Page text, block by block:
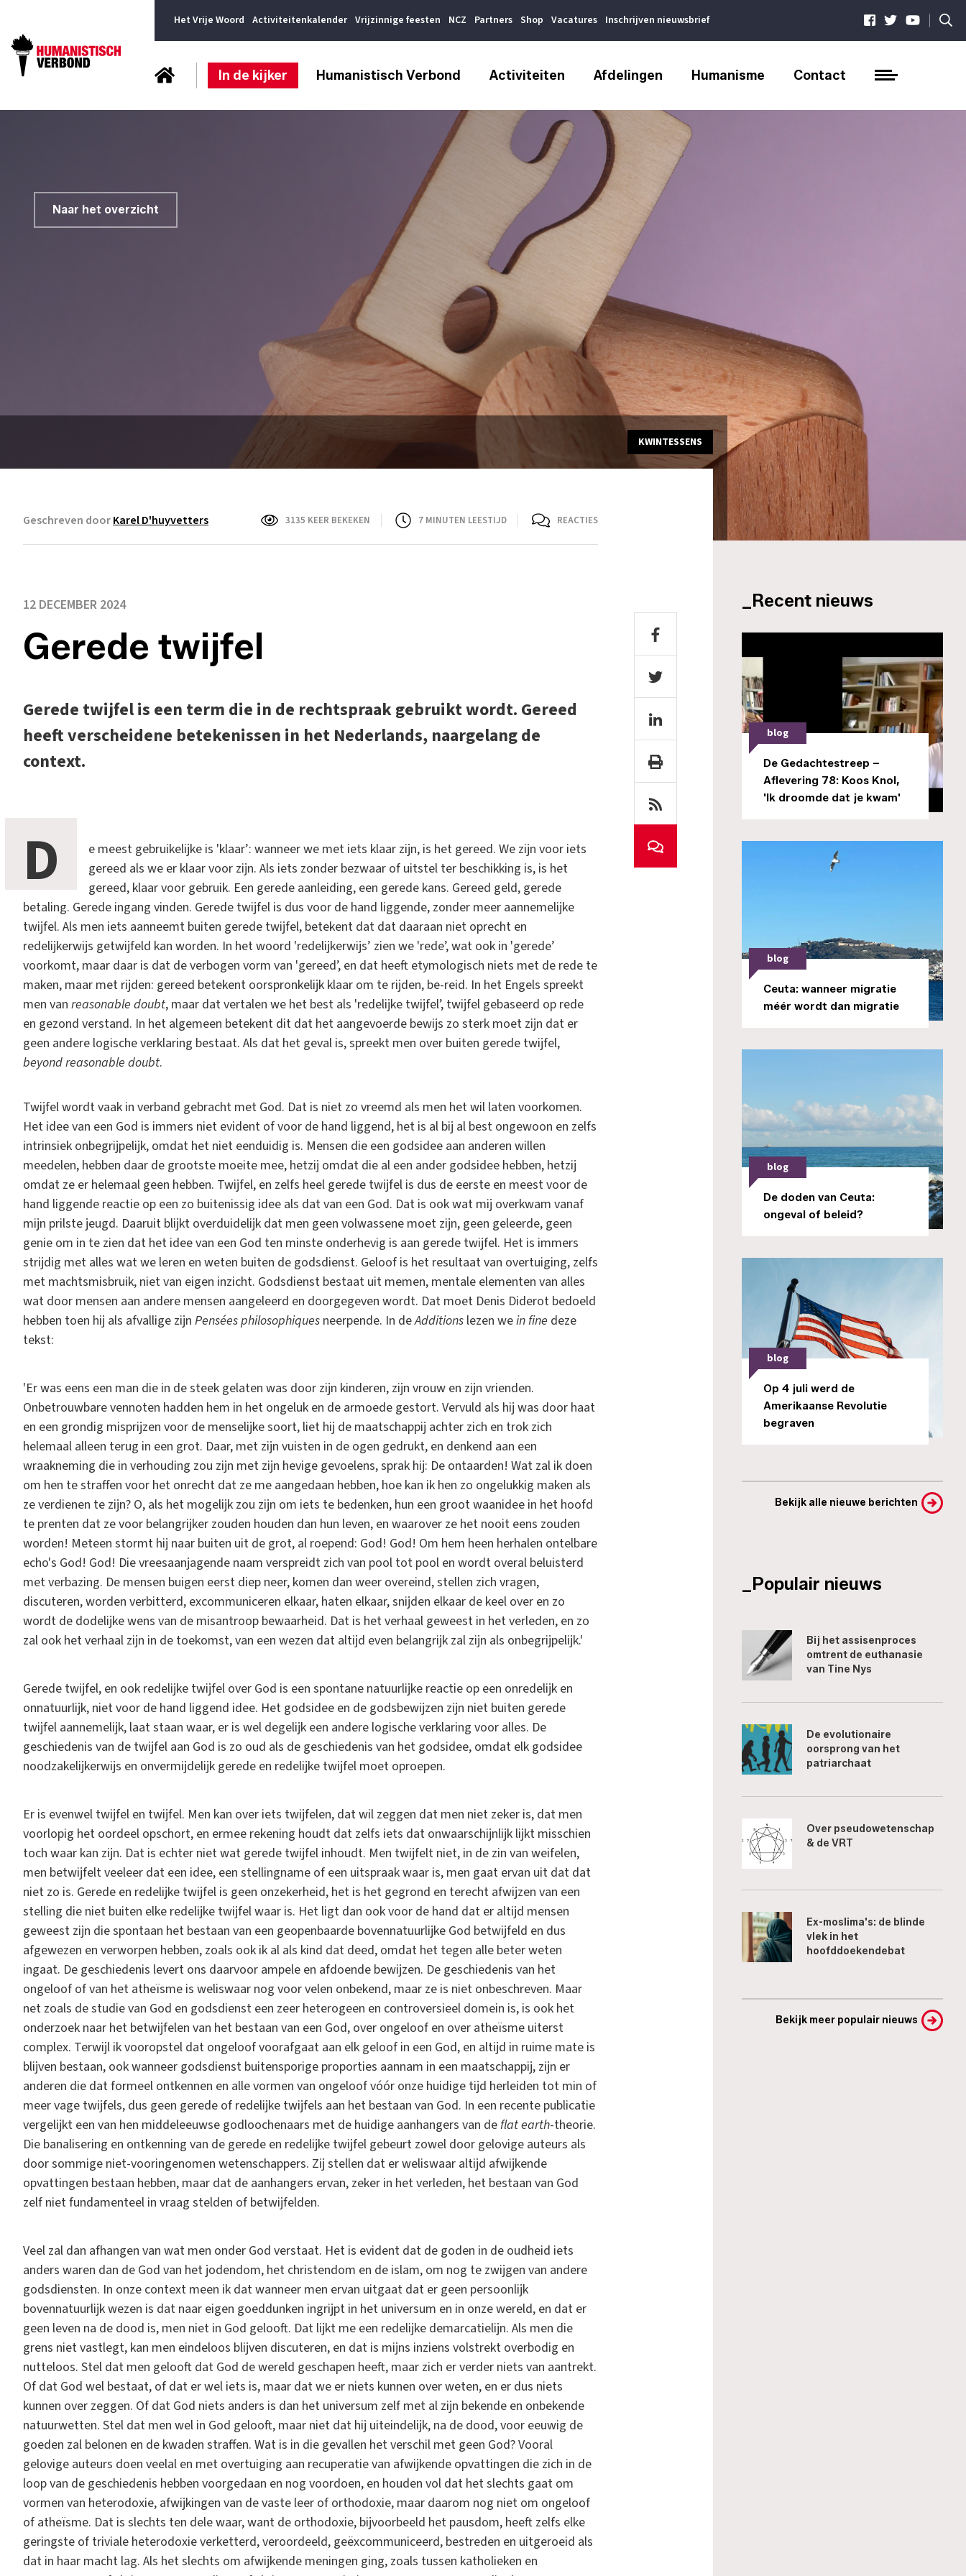
Het Vrije Woord Activiteitenkalender Vrijzinnige feesten NCZ Partners Shop Vacatures Inschrijven nieuwsbrief |
In de kijker Humanistisch Verbond Activiteiten Afdelingen Humanisme Contact
Naar het overzicht
KWINTESSENS
Geschreven doorKarel D'huyvetters 3135 KEER BEKEKEN 7 MINUTEN LEESTIJD REACTIES
12 DECEMBER 2024
Gerede twijfel
Gerede twijfel is een term die in de rechtspraak gebruikt wordt. Gereed
heeft verscheidene betekenissen in het Nederlands, naargelang de
context.
D
e meest gebruikelijke is 'klaar’: wanneer we met iets klaar zijn, is het gereed. We zijn voor iets
gereed als we er klaar voor zijn. Als iets zonder bezwaar of uitstel ter beschikking is, is het
gereed, klaar voor gebruik. Een gerede aanleiding, een gerede kans. Gereed geld, gerede
betaling. Gerede ingang vinden. Gerede twijfel is dus voor de hand liggende, zonder meer aannemelijke
twijfel. Als men iets aanneemt buiten gerede twijfel, betekent dat dat daaraan niet oprecht en
redelijkerwijs getwijfeld kan worden. In het woord 'redelijkerwijs’ zien we 'rede’, wat ook in 'gerede’
voorkomt, maar daar is dat de verbogen vorm van 'gereed’, en dat heeft etymologisch niets met de rede te
maken, maar met rijden: gereed betekent oorspronkelijk klaar om te rijden, be-reid. In het Engels spreekt
men van reasonable doubt, maar dat vertalen we het best als 'redelijke twijfel’, twijfel gebaseerd op rede
en gezond verstand. In het algemeen betekent dit dat het aangevoerde bewijs zo sterk moet zijn dat er
geen andere logische verklaring bestaat. Als dat het geval is, spreekt men over buiten gerede twijfel,
beyond reasonable doubt.
Twijfel wordt vaak in verband gebracht met God. Dat is niet zo vreemd als men het wil laten voorkomen.
Het idee van een God is immers niet evident of voor de hand liggend, het is al bij al best ongewoon en zelfs
intrinsiek onbegrijpelijk, omdat het niet eenduidig is. Mensen die een godsidee aan anderen willen
meedelen, hebben daar de grootste moeite mee, hetzij omdat die al een ander godsidee hebben, hetzij
omdat ze er helemaal geen hebben. Twijfel, en zelfs heel gerede twijfel is dus de eerste en meest voor de
hand liggende reactie op een zo buitenissig idee als dat van een God. Dat is ook wat mij overkwam vanaf
mijn prilste jeugd. Daaruit blijkt overduidelijk dat men geen volwassene moet zijn, geen geleerde, geen
genie om in te zien dat het idee van een God ten minste onderhevig is aan gerede twijfel. Het is immers
strijdig met alles wat we leren en weten buiten de godsdienst. Geloof is het resultaat van overtuiging, zelfs
met machtsmisbruik, niet van eigen inzicht. Godsdienst bestaat uit memen, mentale elementen van alles
wat door mensen aan andere mensen aangeleerd en doorgegeven wordt. Dat moet Denis Diderot bedoeld
hebben toen hij als afvallige zijn Pensées philosophiques neerpende. In deAdditions lezen wein fine deze
tekst:
'Er was eens een man die in de steek gelaten was door zijn kinderen, zijn vrouw en zijn vrienden.
Onbetrouwbare vennoten hadden hem in het ongeluk en de armoede gestort. Vervuld als hij was door haat
en een grondig misprijzen voor de menselijke soort, liet hij de maatschappij achter zich en trok zich
helemaal alleen terug in een grot. Daar, met zijn vuisten in de ogen gedrukt, en denkend aan een
wraakneming die in verhouding zou zijn met zijn hevige gevoelens, sprak hij: De ontaarden! Wat zal ik doen
om hen te straffen voor het onrecht dat ze me aangedaan hebben, hoe kan ik hen zo ongelukkig maken als
ze verdienen te zijn? O, als het mogelijk zou zijn om iets te bedenken, hun een groot waanidee in het hoofd
te prenten dat ze voor belangrijker zouden houden dan hun leven, en waarover ze het nooit eens zouden
worden! Meteen stormt hij naar buiten uit de grot, al roepend: God! God! Om hem heen herhalen ontelbare
echo's God! God! Die vreesaanjagende naam verspreidt zich van pool tot pool en wordt overal beluisterd
met verbazing. De mensen buigen eerst diep neer, komen dan weer overeind, stellen zich vragen,
discuteren, worden verbitterd, excommuniceren elkaar, haten elkaar, snijden elkaar de keel over en zo
wordt de dodelijke wens van de misantroop bewaarheid. Dat is het verhaal geweest in het verleden, en zo
zal ook het verhaal zijn in de toekomst, van een wezen dat altijd even belangrijk zal zijn als onbegrijpelijk.'
Gerede twijfel, en ook redelijke twijfel over God is een spontane natuurlijke reactie op een onredelijk en
onnatuurlijk, niet voor de hand liggend idee. Het godsidee en de godsbewijzen zijn niet buiten gerede
twijfel aannemelijk, laat staan waar, er is wel degelijk een andere logische verklaring voor alles. De
geschiedenis van de twijfel aan God is zo oud als de geschiedenis van het godsidee, omdat elk godsidee
noodzakelijkerwijs en onvermijdelijk gerede en redelijke twijfel moet oproepen.
Er is evenwel twijfel en twijfel. Men kan over iets twijfelen, dat wil zeggen dat men niet zeker is, dat men
voorlopig het oordeel opschort, en ermee rekening houdt dat zelfs iets dat onwaarschijnlijk lijkt misschien
toch waar kan zijn. Dat is echter niet wat gerede twijfel inhoudt. Men twijfelt niet, in de zin van weifelen,
men betwijfelt veeleer dat een idee, een stellingname of een uitspraak waar is, men gaat ervan uit dat dat
niet zo is. Gerede en redelijke twijfel is geen onzekerheid, het is het gegrond en terecht afwijzen van een
stelling die niet buiten elke redelijke twijfel waar is. Het ligt dan ook voor de hand dat er altijd mensen
geweest zijn die spontaan het bestaan van een geopenbaarde bovennatuurlijke God betwijfeld en dus
afgewezen en verworpen hebben, zoals ook ik al als kind dat deed, omdat het tegen alle beter weten
ingaat. De geschiedenis levert ons daarvoor ampele en afdoende bewijzen. De geschiedenis van het
ongeloof of van het atheïsme is weliswaar nog voor velen onbekend, maar ze is niet onbeschreven. Maar
net zoals de studie van God en godsdienst een zeer heterogeen en controversieel domein is, is ook het
onderzoek naar het betwijfelen van het bestaan van een God, over ongeloof en over atheïsme uiterst
complex. Terwijl ik vooropstel dat ongeloof voorafgaat aan elk geloof in een God, en altijd in ruime mate is
blijven bestaan, ook wanneer godsdienst buitensporige proporties aannam in een maatschappij, zijn er
anderen die dat formeel ontkennen en alle vormen van ongeloof vóór onze huidige tijd herleiden tot min of
meer vage twijfels, dus geen gerede of redelijke twijfels aan het bestaan van God. In een recente publicatie
vergelijkt een van hen middeleeuwse godloochenaars met de huidige aanhangers van deflat earth-theorie.
Die banalisering en ontkenning van de gerede en redelijke twijfel gebeurt zowel door gelovige auteurs als
door sommige niet-vooringenomen wetenschappers. Zij stellen dat er weliswaar altijd afwijkende
opvattingen bestaan hebben, maar dat de aanhangers ervan, zeker in het verleden, het bestaan van God
zelf niet fundamenteel in vraag stelden of betwijfelden.
Veel zal dan afhangen van wat men onder God verstaat. Het is evident dat de goden in de oudheid iets
anders waren dan de God van het jodendom, het christendom en de islam, om nog te zwijgen van andere
godsdiensten. In onze context meen ik dat wanneer men ervan uitgaat dat er geen persoonlijk
bovennatuurlijk wezen is dat naar eigen goeddunken ingrijpt in het universum en in onze wereld, en dat er
geen leven na de dood is, men niet in God gelooft. Dat lijkt me een redelijke demarcatielijn. Als men die
grens niet vastlegt, kan men eindeloos blijven discuteren, en dat is mijns inziens volstrekt overbodig en
nutteloos. Stel dat men gelooft dat God de wereld geschapen heeft, maar zich er verder niets van aantrekt.
Of dat God wel bestaat, of dat er wel iets is, maar dat we er niets kunnen over weten, en er dus niets
kunnen over zeggen. Of dat God niets anders is dan het universum zelf met al zijn bekende en onbekende
natuurwetten. Stel dat men wel in God gelooft, maar niet dat hij uiteindelijk, na de dood, voor eeuwig de
goeden zal belonen en de kwaden straffen. Wat is in die gevallen het verschil met geen God? Vooral
gelovige auteurs doen veelal en met overtuiging aan recuperatie van afwijkende opvattingen die zich in de
loop van de geschiedenis hebben voorgedaan en nog voordoen, en houden vol dat het slechts gaat om
vormen van heterodoxie, afwijkingen van de vaste leer of orthodoxie, maar daarom nog niet om ongeloof
of atheïsme. Dat is slechts ten dele waar, want de orthodoxie, bijvoorbeeld het pausdom, heeft zelfs elke
geringste of triviale heterodoxie verketterd, veroordeeld, geëxcommuniceerd, bestreden en uitgeroeid als
dat in haar macht lag. Als het slechts om afwijkende meningen ging, zoals tussen katholieken en
_Recent nieuws
blog
De Gedachtestreep –
Aflevering 78: Koos Knol,
'Ik droomde dat je kwam'
blog
Ceuta: wanneer migratie
méér wordt dan migratie
blog
De doden van Ceuta:
ongeval of beleid?
blog
Op 4 juli werd de
Amerikaanse Revolutie
begraven
Bekijk alle nieuwe berichten
_Populair nieuws
Bij het assisenproces
omtrent de euthanasie
van Tine Nys
De evolutionaire
oorsprong van het
patriarchaat
Over pseudowetenschap
& de VRT
Ex-moslima's: de blinde
vlek in het
hoofddoekendebat
Bekijk meer populair nieuws